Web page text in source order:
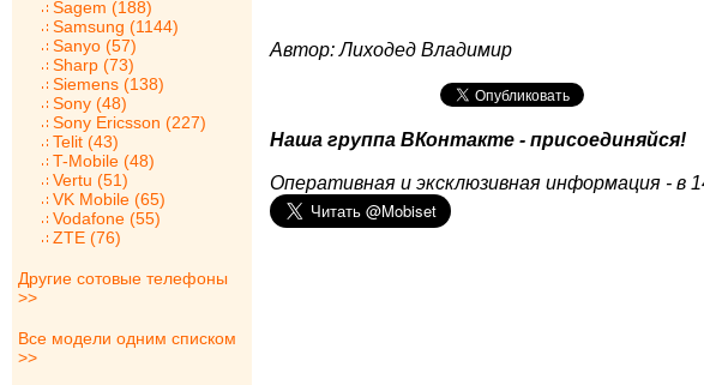
Sagem (188)
Samsung (1144)
Sanyo (57)
Sharp (73)
Siemens (138)
Sony (48)
Sony Ericsson (227)
Telit (43)
T-Mobile (48)
Vertu (51)
VK Mobile (65)
Vodafone (55)
ZTE (76)
Другие сотовые телефоны
>>
Все модели одним списком
>>
Автор: Лиходед Владимир
Наша группа ВКонтакте - присоединяйся!
Оперативная и эксклюзивная информация - в